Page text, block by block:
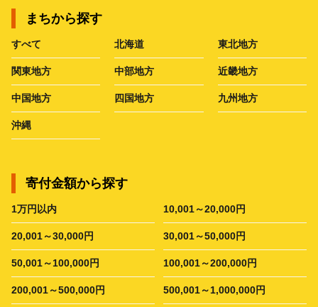
まちから探す
すべて 北海道 東北地方
関東地方 中部地方 近畿地方
中国地方 四国地方 九州地方
沖縄
寄付金額から探す
1万円以内 10,001～20,000円
20,001～30,000円 30,001～50,000円
50,001～100,000円 100,001～200,000円
200,001～500,000円 500,001～1,000,000円